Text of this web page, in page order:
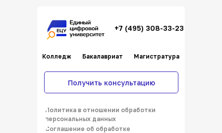
Получить консультацию
+7 (495) 308-33-23
Колледж Бакалавриат Магистратура
Политика в отношении обработки
персональных данных
Соглашение об обработке